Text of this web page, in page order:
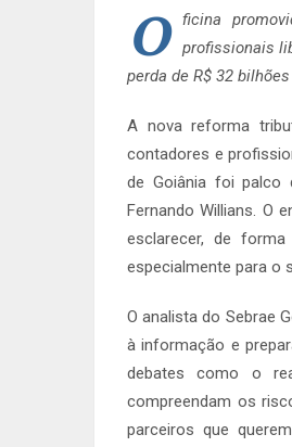
O ficina
profissionais
perda de R$ 32
A nova reforma
contadores e
de Goiânia foi palco
Fernando Willians. O
esclarecer, de
especialmente para o
O analista do Sebrae
à informação e
debates como o
compreendam os
parceiros que